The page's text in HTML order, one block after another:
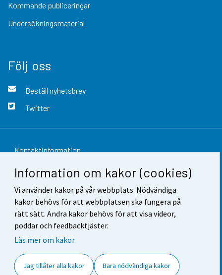
Information om kakor (cookies)
Vi använder kakor på vår webbplats. Nödvändiga
kakor behövs för att webbplatsen ska fungera på
rätt sätt. Andra kakor behövs för att visa videor,
poddar och feedbacktjäster.
Läs mer om kakor.
Jag tillåter alla kakor Bara nödvändiga kakor
Kommande publiceringar
Undersökningsmaterial
Följ oss
Beställ nyhetsbrev
Twitter
Kontaktinformation
Respons
Användarvillkor
Dataskydd
Tillgänglighet
Cookie-inställningar